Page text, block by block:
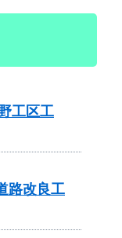
工区工
路改良工